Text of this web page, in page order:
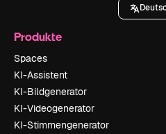
Produkte
Spaces
KI-Assistent
KI-Bildgenerator
KI-Videogenerator
KI-Stimmengenerator